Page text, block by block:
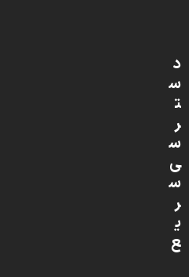
د
س
ت
ر
س
ی
س
ر
ی
ع